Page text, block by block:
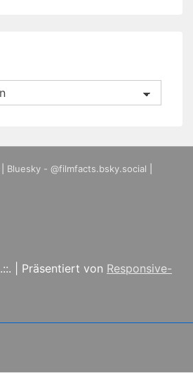
Bluesky - @filmfacts.bsky.social
.::. | Präsentiert von Responsive-